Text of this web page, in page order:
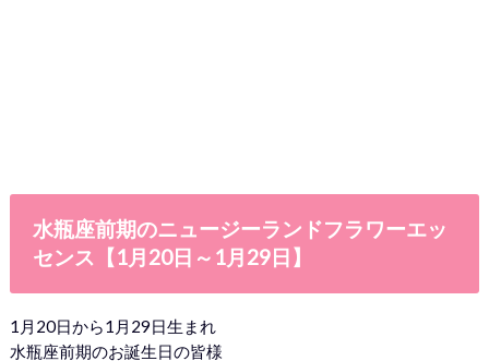
水瓶座前期のニュージーランドフラワーエッ
センス【1月20日～1月29日】
1月20日から1月29日生まれ
水瓶座前期のお誕生日の皆様